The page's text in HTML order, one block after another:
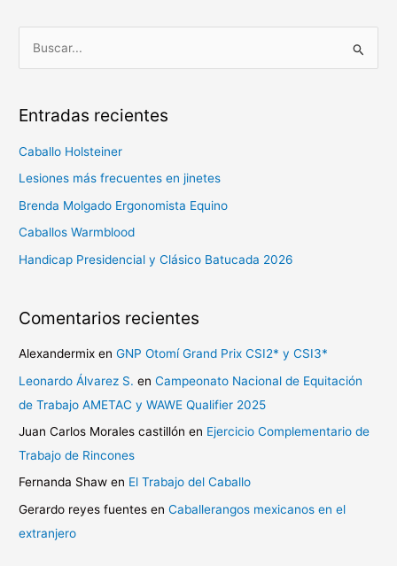
c
a
r
:
Entradas recientes
Caballo Holsteiner
Lesiones más frecuentes en jinetes
Brenda Molgado Ergonomista Equino
Caballos Warmblood
Handicap Presidencial y Clásico Batucada 2026
Comentarios recientes
Alexandermix enGNP Otomí Grand Prix CSI2* y CSI3*
Leonardo Álvarez S. enCampeonato Nacional de Equitación
de Trabajo AMETAC y WAWE Qualifier 2025
Juan Carlos Morales castillón en Ejercicio Complementario de
Trabajo de Rincones
Fernanda Shaw en El Trabajo del Caballo
Gerardo reyes fuentes enCaballerangos mexicanos en el
extranjero